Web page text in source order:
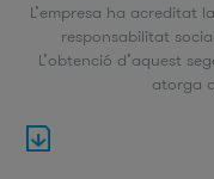
L’empresa ha acreditat
responsabilitat
L’obtenció d’aquest
atorga